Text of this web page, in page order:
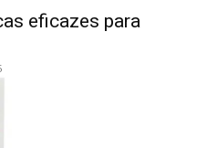
eficazes para